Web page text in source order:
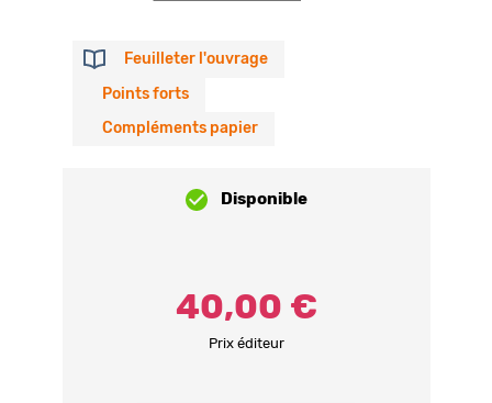
Feuilleter l'ouvrage
Points forts
Compléments papier
Disponible
Prix éditeur
40,00 €